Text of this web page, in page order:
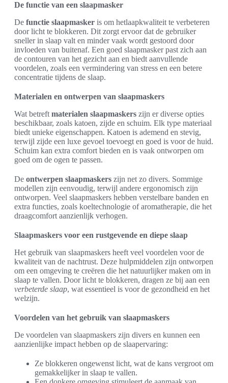
De functie van een slaapmasker
De functie slaapmasker is om hetlaapkwaliteit te verbeteren
door licht te blokkeren. Dit zorgt ervoor dat de gebruiker
sneller in slaap valt en minder vaak wordt gestoord door
invloeden van buitenaf. Een goed slaapmasker past zich aan
de contouren van het gezicht aan en biedt aanvullende
voordelen, zoals een vermindering van stress en een betere
concentratie tijdens de slaap.
Materialen en ontwerpen van slaapmaskers
Wat betreft materialen slaapmaskers zijn er diverse opties
beschikbaar, zoals katoen, zijde en schuim. Elk type materiaal
biedt unieke eigenschappen. Katoen is ademend en stevig,
terwijl zijde een luxe gevoel toevoegt en goed is voor de huid.
Schuim kan extra comfort bieden en is vaak ontworpen om
goed om de ogen te passen.
De ontwerpen slaapmaskers zijn net zo divers. Sommige
modellen zijn eenvoudig, terwijl andere ergonomisch zijn
ontworpen. Veel slaapmaskers hebben verstelbare banden en
extra functies, zoals koeltechnologie of aromatherapie, die het
draagcomfort aanzienlijk verhogen.
Slaapmaskers voor een rustgevende en diepe slaap
Het gebruik van slaapmaskers heeft veel voordelen voor de
kwaliteit van de nachtrust. Deze hulpmiddelen zijn ontworpen
om een omgeving te creëren die het natuurlijker maken om in
slaap te vallen. Door licht te blokkeren, dragen ze bij aan een
verbeterde slaap, wat essentieel is voor de gezondheid en het
welzijn.
Voordelen van het gebruik van slaapmaskers
De voordelen van slaapmaskers zijn divers en kunnen een
aanzienlijke impact hebben op de slaapervaring:
Ze blokkeren ongewenst licht, wat de kans vergroot om
gemakkelijker in slaap te vallen.